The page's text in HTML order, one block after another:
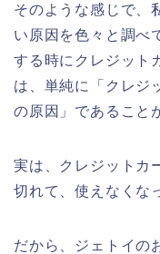
そのような感じで、
い原因を色々と調べ
する時にクレジット
は、単純に「クレジ
の原因」であること
実は、クレジットカ
切れて、使えなくな
だから、ジェトイの